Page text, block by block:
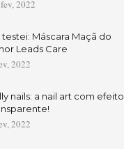
2022
testei: Máscara Maçã do
Leads Care
2022
nails: a nail art com efeito
2022